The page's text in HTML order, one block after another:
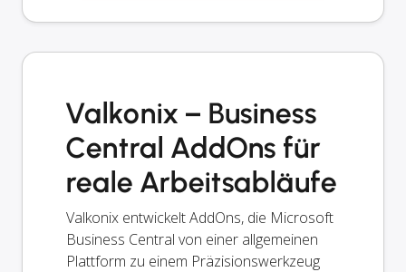
Valkonix – Business
Central AddOns für
reale Arbeitsabläufe
Valkonix entwickelt AddOns, die Microsoft
Business Central von einer allgemeinen
Plattform zu einem Präzisionswerkzeug